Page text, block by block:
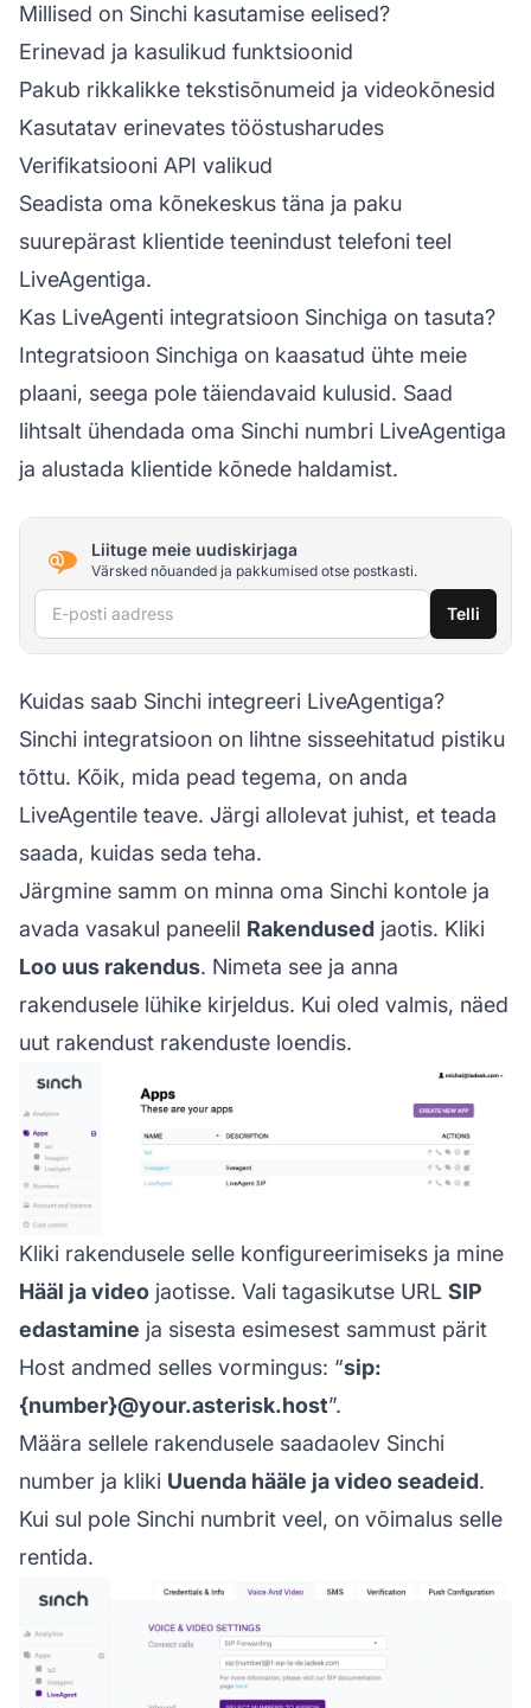
Millised on Sinchi kasutamise eelised?
Erinevad ja kasulikud funktsioonid
Pakub rikkalikke tekstisõnumeid ja videokõnesid
Kasutatav erinevates tööstusharudes
Verifikatsiooni API valikud
Seadista oma kõnekeskus täna ja paku
suurepärast klientide teenindust telefoni teel
LiveAgentiga.
Kas LiveAgenti integratsioon Sinchiga on tasuta?
Integratsioon Sinchiga on kaasatud ühte meie
plaani, seega pole täiendavaid kulusid. Saad
lihtsalt ühendada oma Sinchi numbri LiveAgentiga
ja alustada klientide kõnede haldamist.
Liituge meie uudiskirjaga
Värsked nõuanded ja pakkumised otse postkasti.
E-posti aadress Telli
Kuidas saab Sinchi integreeri LiveAgentiga?
Sinchi integratsioon on lihtne sisseehitatud pistiku
tõttu. Kõik, mida pead tegema, on anda
LiveAgentile teave. Järgi allolevat juhist, et teada
saada, kuidas seda teha.
Järgmine samm on minna oma Sinchi kontole ja
avada vasakul paneelil Rakendused jaotis. Kliki
Loo uus rakendus. Nimeta see ja anna
rakendusele lühike kirjeldus. Kui oled valmis, näed
uut rakendust rakenduste loendis.
Kliki rakendusele selle konfigureerimiseks ja mine
Hääl ja video jaotisse. Vali tagasikutse URL SIP
edastamine ja sisesta esimesest sammust pärit
Host andmed selles vormingus: “sip:
{number}@your.asterisk.host”.
Määra sellele rakendusele saadaolev Sinchi
number ja kliki Uuenda hääle ja video seadeid.
Kui sul pole Sinchi numbrit veel, on võimalus selle
rentida.